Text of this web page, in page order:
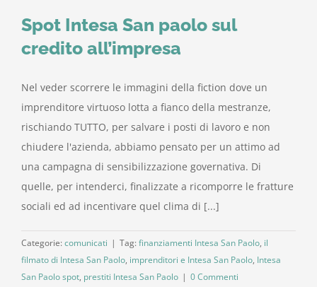
Spot Intesa San paolo sul
credito all’impresa
Nel veder scorrere le immagini della fiction dove un
imprenditore virtuoso lotta a fianco della mestranze,
rischiando TUTTO, per salvare i posti di lavoro e non
chiudere l'azienda, abbiamo pensato per un attimo ad
una campagna di sensibilizzazione governativa. Di
quelle, per intenderci, finalizzate a ricomporre le fratture
sociali ed ad incentivare quel clima di [...]
Categorie: comunicati | Tag: finanziamenti Intesa San Paolo, il
filmato di Intesa San Paolo, imprenditori e Intesa San Paolo, Intesa
San Paolo spot, prestiti Intesa San Paolo | 0 Commenti